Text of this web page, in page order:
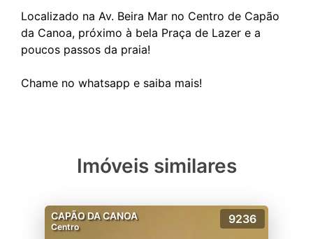
Localizado na Av. Beira Mar no Centro de Capão
da Canoa, próximo à bela Praça de Lazer e a
poucos passos da praia!
Imóveis similares
CAPÃO DA CANOA
Centro
9236